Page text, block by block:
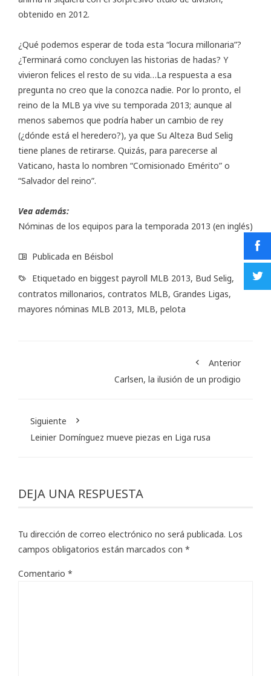
obtenido en 2012.
¿Qué podemos esperar de toda esta “locura millonaria”?
¿Terminará como concluyen las historias de hadas? Y
vivieron felices el resto de su vida…La respuesta a esa
pregunta no creo que la conozca nadie. Por lo pronto, el
reino de la MLB ya vive su temporada 2013; aunque al
menos sabemos que podría haber un cambio de rey
(¿dónde está el heredero?), ya que Su Alteza Bud Selig
tiene planes de retirarse. Quizás, para parecerse al
Vaticano, hasta lo nombren “Comisionado Emérito” o
“Salvador del reino”.
Vea además:
Nóminas de los equipos para la temporada 2013 (en inglés)
Publicada en Béisbol
Etiquetado en biggest payroll MLB 2013, Bud Selig,
contratos millonarios, contratos MLB, Grandes Ligas,
mayores nóminas MLB 2013, MLB, pelota
Anterior
Carlsen, la ilusión de un prodigio
Siguiente
Leinier Domínguez mueve piezas en Liga rusa
DEJA UNA RESPUESTA
Tu dirección de correo electrónico no será publicada. Los
campos obligatorios están marcados con *
Comentario *